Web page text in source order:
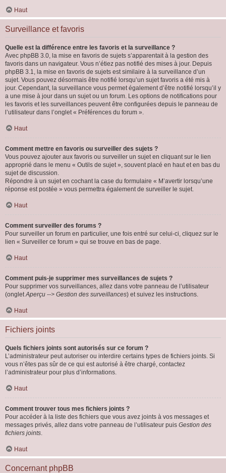
Haut
Surveillance et favoris
Quelle est la différence entre les favoris et la surveillance ?
Avec phpBB 3.0, la mise en favoris de sujets s’apparentait à la gestion des
favoris dans un navigateur. Vous n’étiez pas notifié des mises à jour. Depuis
phpBB 3.1, la mise en favoris de sujets est similaire à la surveillance d’un
sujet. Vous pouvez désormais être notifié lorsqu’un sujet favoris a été mis à
jour. Cependant, la surveillance vous permet également d’être notifié lorsqu’il y
a une mise à jour dans un sujet ou un forum. Les options de notifications pour
les favoris et les surveillances peuvent être configurées depuis le panneau de
l’utilisateur dans l’onglet « Préférences du forum ».
Haut
Comment mettre en favoris ou surveiller des sujets ?
Vous pouvez ajouter aux favoris ou surveiller un sujet en cliquant sur le lien
approprié dans le menu « Outils de sujet », souvent placé en haut et en bas du
sujet de discussion.
Répondre à un sujet en cochant la case du formulaire « M’avertir lorsqu’une
réponse est postée » vous permettra également de surveiller le sujet.
Haut
Comment surveiller des forums ?
Pour surveiller un forum en particulier, une fois entré sur celui-ci, cliquez sur le
lien « Surveiller ce forum » qui se trouve en bas de page.
Haut
Comment puis-je supprimer mes surveillances de sujets ?
Pour supprimer vos surveillances, allez dans votre panneau de l’utilisateur
(ongletAperçu --> Gestion des surveillances) et suivez les instructions.
Haut
Fichiers joints
Quels fichiers joints sont autorisés sur ce forum ?
L’administrateur peut autoriser ou interdire certains types de fichiers joints. Si
vous n’êtes pas sûr de ce qui est autorisé à être chargé, contactez
l’administrateur pour plus d’informations.
Haut
Comment trouver tous mes fichiers joints ?
Pour accéder à la liste des fichiers que vous avez joints à vos messages et
messages privés, allez dans votre panneau de l’utilisateur puis Gestion des
fichiers joints.
Haut
Concernant phpBB